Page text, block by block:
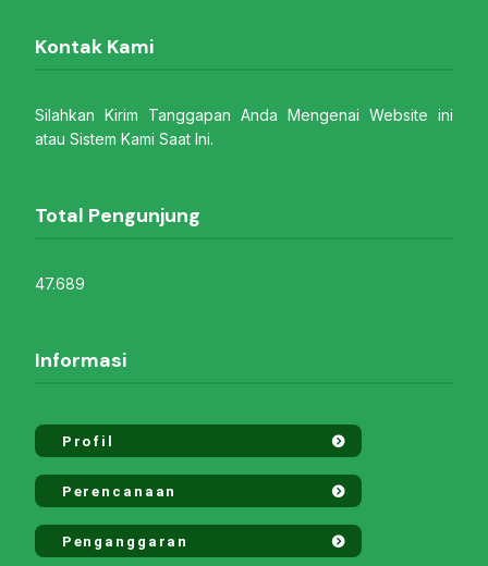
Kontak Kami
Silahkan Kirim Tanggapan Anda Mengenai Website ini
atau Sistem Kami Saat Ini.
Total Pengunjung
47.689
Informasi
Profil
Perencanaan
Penganggaran